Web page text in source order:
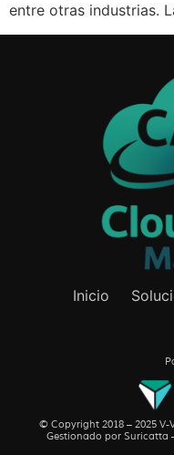
entre otras industrias.
Inicio
© Copyright 2018 – 2025
Gestionado por Suricatta